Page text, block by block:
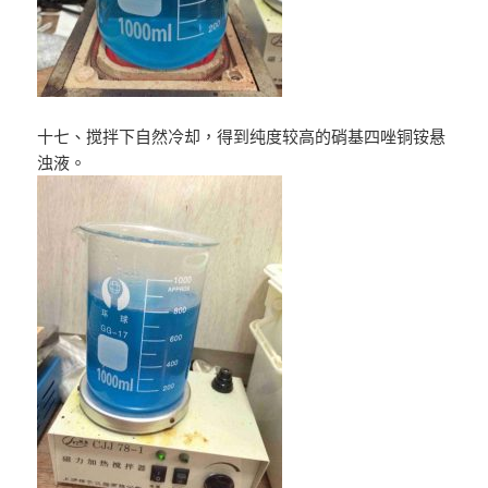
十七、搅拌下自然冷却，得到纯度较高的硝基四唑铜铵悬
浊液。